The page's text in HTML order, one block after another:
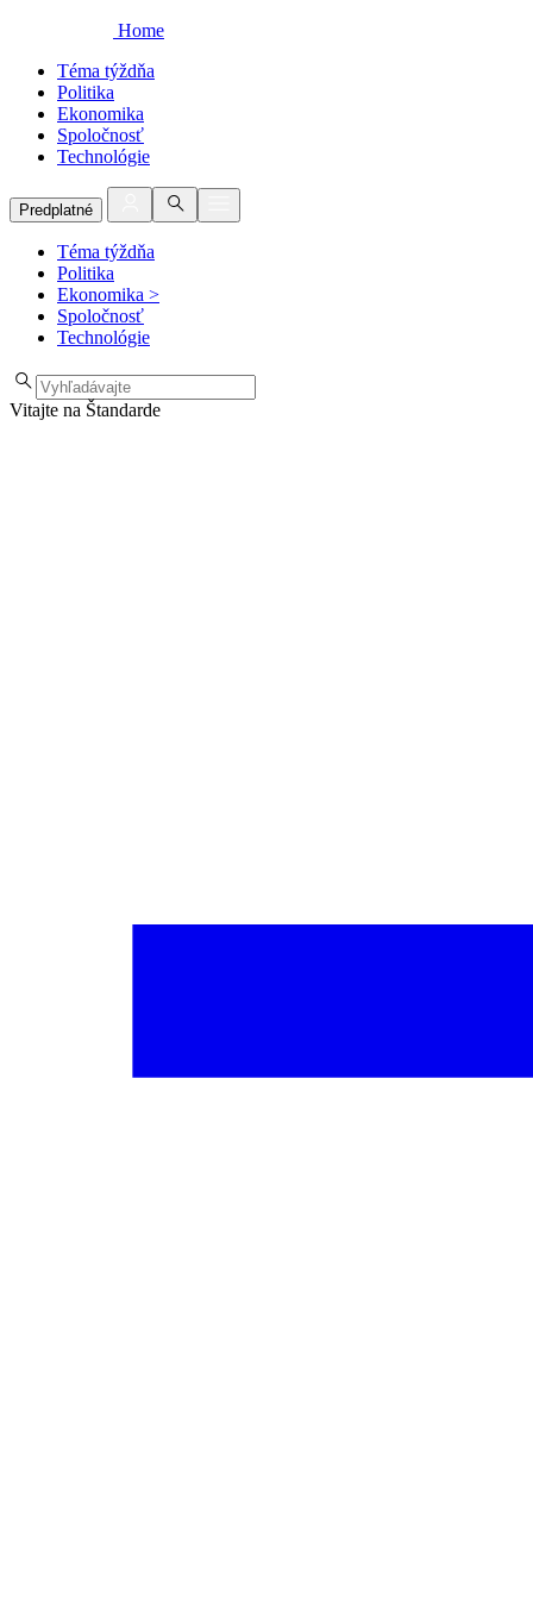
Home
Téma týždňa
Politika
Ekonomika
Spoločnosť
Technológie
Predplatné
Téma týždňa
Politika
Ekonomika >
Spoločnosť
Technológie
Vitajte na Štandarde